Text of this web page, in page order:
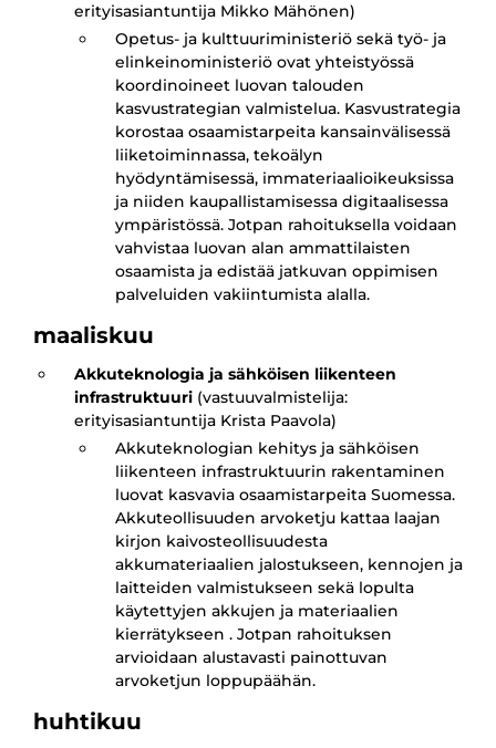
erityisasiantuntija Mikko Mähönen)
Opetus- ja kulttuuriministeriö sekä työ- ja
elinkeinoministeriö ovat yhteistyössä
koordinoineet luovan talouden
kasvustrategian valmistelua. Kasvustrategia
korostaa osaamistarpeita kansainvälisessä
liiketoiminnassa, tekoälyn
hyödyntämisessä, immateriaalioikeuksissa
ja niiden kaupallistamisessa digitaalisessa
ympäristössä. Jotpan rahoituksella voidaan
vahvistaa luovan alan ammattilaisten
osaamista ja edistää jatkuvan oppimisen
palveluiden vakiintumista alalla.
maaliskuu
Akkuteknologia ja sähköisen liikenteen
infrastruktuuri (vastuuvalmistelija:
erityisasiantuntija Krista Paavola)
Akkuteknologian kehitys ja sähköisen
liikenteen infrastruktuurin rakentaminen
luovat kasvavia osaamistarpeita Suomessa.
Akkuteollisuuden arvoketju kattaa laajan
kirjon kaivosteollisuudesta
akkumateriaalien jalostukseen, kennojen ja
laitteiden valmistukseen sekä lopulta
käytettyjen akkujen ja materiaalien
kierrätykseen . Jotpan rahoituksen
arvioidaan alustavasti painottuvan
arvoketjun loppupäähän.
huhtikuu